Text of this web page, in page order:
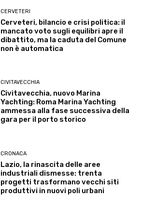
CERVETERI
Cerveteri, bilancio e crisi politica: il
mancato voto sugli equilibri apre il
dibattito, ma la caduta del Comune
non è automatica
CIVITAVECCHIA
Civitavecchia, nuovo Marina
Yachting: Roma Marina Yachting
ammessa alla fase successiva della
gara per il porto storico
CRONACA
Lazio, la rinascita delle aree
industriali dismesse: trenta
progetti trasformano vecchi siti
produttivi in nuovi poli urbani